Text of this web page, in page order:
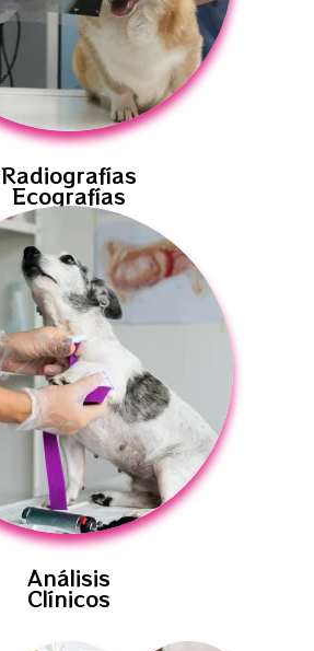
Radiografías
Ecografías
Análisis
Clínicos